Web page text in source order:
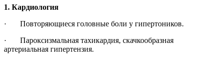
1. Кардиология
· Повторяющиеся головные боли у гипертоников.
· Пароксизмальная тахикардия, скачкообразная
артериальная гипертензия.